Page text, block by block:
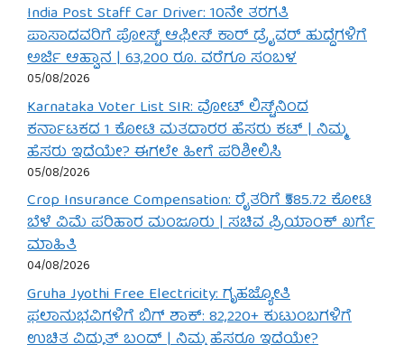
India Post Staff Car Driver: 10ನೇ ತರಗತಿ
ಪಾಸಾದವರಿಗೆ ಪೋಸ್ಟ್ ಆಫೀಸ್ ಕಾರ್ ಡ್ರೈವರ್ ಹುದ್ದೆಗಳಿಗೆ
ಅರ್ಜಿ ಆಹ್ವಾನ | 63,200 ರೂ. ವರೆಗೂ ಸಂಬಳ
05/08/2026
Karnataka Voter List SIR: ವೋಟ್ ಲಿಸ್ಟ್‌ನಿಂದ
ಕರ್ನಾಟಕದ 1 ಕೋಟಿ ಮತದಾರರ ಹೆಸರು ಕಟ್ | ನಿಮ್ಮ
ಹೆಸರು ಇದೆಯೇ? ಈಗಲೇ ಹೀಗೆ ಪರಿಶೀಲಿಸಿ
05/08/2026
Crop Insurance Compensation: ರೈತರಿಗೆ ₹585.72 ಕೋಟಿ
ಬೆಳೆ ವಿಮೆ ಪರಿಹಾರ ಮಂಜೂರು | ಸಚಿವ ಪ್ರಿಯಾಂಕ್ ಖರ್ಗೆ
ಮಾಹಿತಿ
04/08/2026
Gruha Jyothi Free Electricity: ಗೃಹಜ್ಯೋತಿ
ಫಲಾನುಭವಿಗಳಿಗೆ ಬಿಗ್ ಶಾಕ್: 82,220+ ಕುಟುಂಬಗಳಿಗೆ